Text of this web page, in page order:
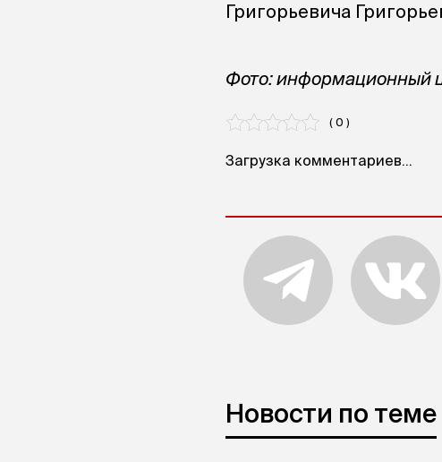
Григорьевича
Фото: информационный
( 0 )
Загрузка комментариев...
Новости по теме